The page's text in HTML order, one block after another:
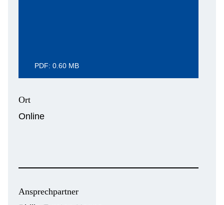
PDF: 0.60 MB
Ort
Online
Ansprechpartner